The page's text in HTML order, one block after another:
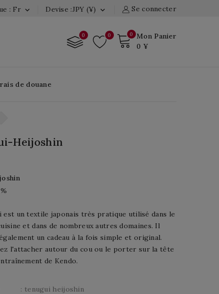
Se connecter
Devise :JPY (¥) 
: Fr 
0
Mon Panier
0 ¥
0
0
de douane
Heijoshin
est un textile japonais très pratique utilisé dans le
et dans de nombreux autres domaines. Il
un cadeau à la fois simple et original.
l'attacher autour du cou ou le porter sur la tête
de Kendo.
: tenugui heijoshin